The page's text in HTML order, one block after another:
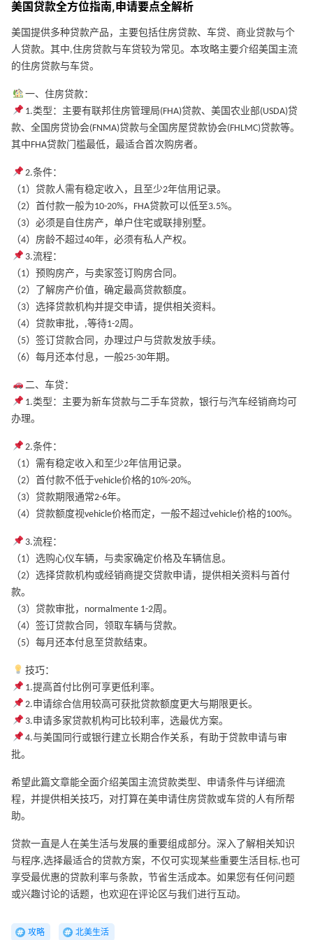
美国贷款全方位指南,申请要点全解析
美国提供多种贷款产品，主要包括住房贷款、车贷、商业贷款与个
人贷款。其中,住房贷款与车贷较为常见。本攻略主要介绍美国主流
的住房贷款与车贷。
一、住房贷款：
1.类型：主要有联邦住房管理局(FHA)贷款、美国农业部(USDA)贷
款、全国房贷协会(FNMA)贷款与全国房屋贷款协会(FHLMC)贷款等。
其中FHA贷款门槛最低，最适合首次购房者。
2.条件：
（1）贷款人需有稳定收入，且至少2年信用记录。
（2）首付款一般为10-20%，FHA贷款可以低至3.5%。
（3）必须是自住房产，单户住宅或联排别墅。
（4）房龄不超过40年，必须有私人产权。
3.流程：
（1）预购房产，与卖家签订购房合同。
（2）了解房产价值，确定最高贷款额度。
（3）选择贷款机构并提交申请，提供相关资料。
（4）贷款审批，,等待1-2周。
（5）签订贷款合同，办理过户与贷款发放手续。
（6）每月还本付息，一般25-30年期。
二、车贷：
1.类型：主要为新车贷款与二手车贷款，银行与汽车经销商均可
办理。
2.条件：
（1）需有稳定收入和至少2年信用记录。
（2）首付款不低于vehicle价格的10%-20%。
（3）贷款期限通常2-6年。
（4）贷款额度视vehicle价格而定，一般不超过vehicle价格的100%。
3.流程：
（1）选购心仪车辆，与卖家确定价格及车辆信息。
（2）选择贷款机构或经销商提交贷款申请，提供相关资料与首付
款。
（3）贷款审批，normalmente 1-2周。
（4）签订贷款合同，领取车辆与贷款。
（5）每月还本付息至贷款结束。
技巧：
1.提高首付比例可享更低利率。
2.申请综合信用较高可获批贷款额度更大与期限更长。
3.申请多家贷款机构可比较利率，选最优方案。
4.与美国同行或银行建立长期合作关系，有助于贷款申请与审
批。
希望此篇文章能全面介绍美国主流贷款类型、申请条件与详细流
程，并提供相关技巧，对打算在美申请住房贷款或车贷的人有所帮
助。
贷款一直是人在美生活与发展的重要组成部分。深入了解相关知识
与程序,选择最适合的贷款方案，不仅可实现某些重要生活目标,也可
享受最优惠的贷款利率与条款，节省生活成本。如果您有任何问题
或兴趣讨论的话题，也欢迎在评论区与我们进行互动。
攻略 北美生活